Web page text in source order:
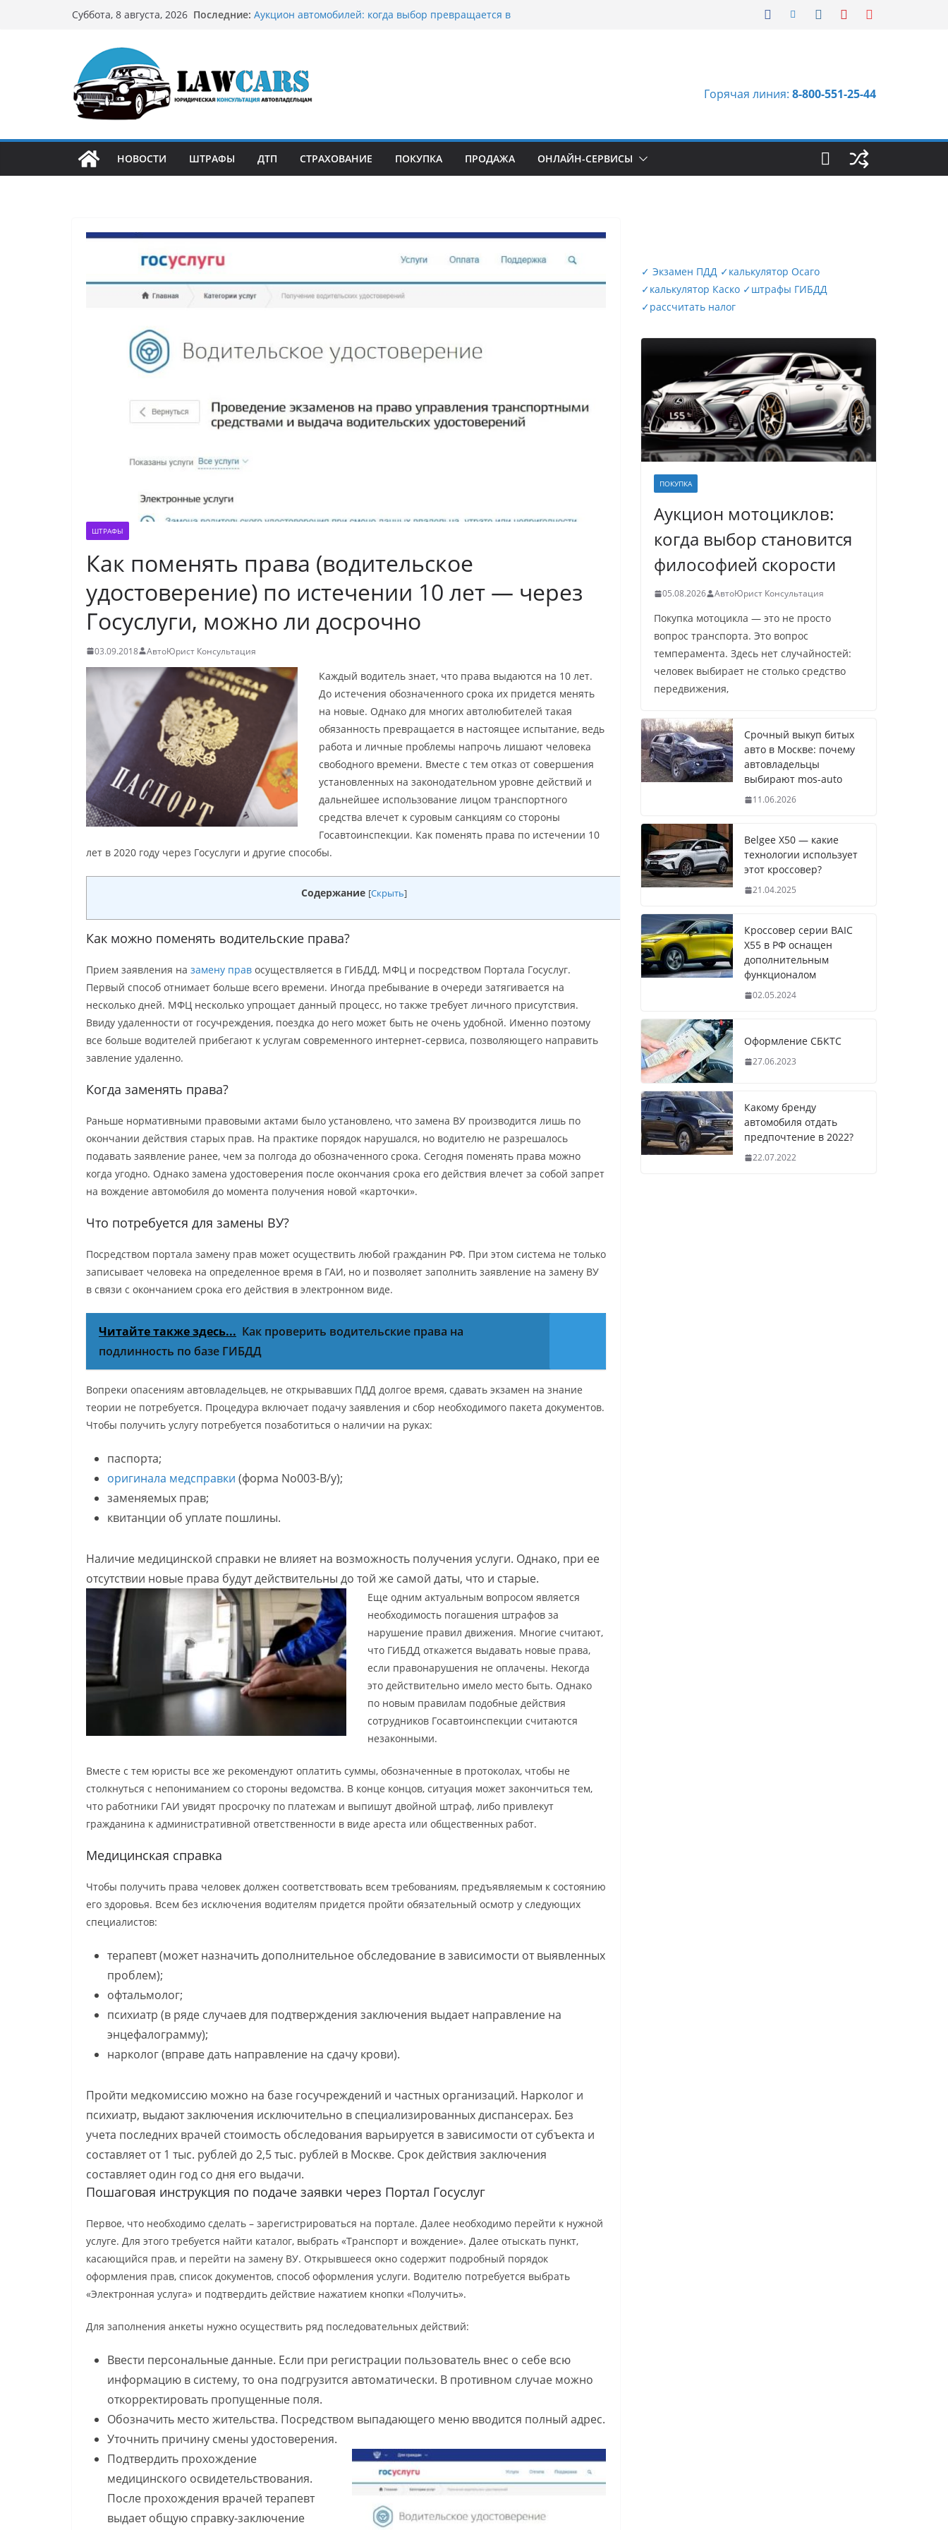
Суббота, 8 августа, 2026 Последние: Аукцион автомобилей: когда выбор превращается в
Срочный выкуп битых авто в Москве: почему
автовладельцы выбирают mos-auto
Бриллиантовые серьги: вечная классика или
может подойти
Горячая линия: 8-800-551-25-44
НОВОСТИ ШТРАФЫ ДТП СТРАХОВАНИЕ ПОКУПКА ПРОДАЖА ОНЛАЙН-СЕРВИСЫ
ШТРАФЫ
Как поменять права (водительское
удостоверение) по истечении 10 лет — через
Госуслуги, можно ли досрочно
03.09.2018 АвтоЮрист Консультация
Каждый водитель знает, что права выдаются на 10 лет.
До истечения обозначенного срока их придется менять
на новые. Однако для многих автолюбителей такая
обязанность превращается в настоящее испытание, ведь
работа и личные проблемы напрочь лишают человека
свободного времени. Вместе с тем отказ от совершения
установленных на законодательном уровне действий и
дальнейшее использование лицом транспортного
средства влечет к суровым санкциям со стороны
Госавтоинспекции. Как поменять права по истечении 10
лет в 2020 году через Госуслуги и другие способы.
Содержание [Скрыть]
Как можно поменять водительские права?
Прием заявления на замену прав осуществляется в ГИБДД, МФЦ и посредством Портала Госуслуг.
Первый способ отнимает больше всего времени. Иногда пребывание в очереди затягивается на
несколько дней. МФЦ несколько упрощает данный процесс, но также требует личного присутствия.
Ввиду удаленности от госучреждения, поездка до него может быть не очень удобной. Именно поэтому
все больше водителей прибегают к услугам современного интернет-сервиса, позволяющего направить
завление удаленно.
Когда заменять права?
Раньше нормативными правовыми актами было установлено, что замена ВУ производится лишь по
окончании действия старых прав. На практике порядок нарушался, но водителю не разрешалось
подавать заявление ранее, чем за полгода до обозначенного срока. Сегодня поменять права можно
когда угодно. Однако замена удостоверения после окончания срока его действия влечет за собой запрет
на вождение автомобиля до момента получения новой «карточки».
Что потребуется для замены ВУ?
Посредством портала замену прав может осуществить любой гражданин РФ. При этом система не только
записывает человека на определенное время в ГАИ, но и позволяет заполнить заявление на замену ВУ
в связи с окончанием срока его действия в электронном виде.
Читайте также здесь... Как проверить водительские права на
подлинность по базе ГИБДД
Вопреки опасениям автовладельцев, не открывавших ПДД долгое время, сдавать экзамен на знание
теории не потребуется. Процедура включает подачу заявления и сбор необходимого пакета документов.
Чтобы получить услугу потребуется позаботиться о наличии на руках:
паспорта;
оригинала медсправки (форма No003-В/у);
заменяемых прав;
квитанции об уплате пошлины.
Наличие медицинской справки не влияет на возможность получения услуги. Однако, при ее
отсутствии новые права будут действительны до той же самой даты, что и старые.
Еще одним актуальным вопросом является
необходимость погашения штрафов за
нарушение правил движения. Многие считают,
что ГИБДД откажется выдавать новые права,
если правонарушения не оплачены. Некогда
это действительно имело место быть. Однако
по новым правилам подобные действия
сотрудников Госавтоинспекции считаются
незаконными.
Вместе с тем юристы все же рекомендуют оплатить суммы, обозначенные в протоколах, чтобы не
столкнуться с непониманием со стороны ведомства. В конце концов, ситуация может закончиться тем,
что работники ГАИ увидят просрочку по платежам и выпишут двойной штраф, либо привлекут
гражданина к административной ответственности в виде ареста или общественных работ.
Медицинская справка
Чтобы получить права человек должен соответствовать всем требованиям, предъявляемым к состоянию
его здоровья. Всем без исключения водителям придется пройти обязательный осмотр у следующих
специалистов:
терапевт (может назначить дополнительное обследование в зависимости от выявленных
проблем);
офтальмолог;
психиатр (в ряде случаев для подтверждения заключения выдает направление на
энцефалограмму);
нарколог (вправе дать направление на сдачу крови).
Пройти медкомиссию можно на базе госучреждений и частных организаций. Нарколог и
психиатр, выдают заключения исключительно в специализированных диспансерах. Без
учета последних врачей стоимость обследования варьируется в зависимости от субъекта и
составляет от 1 тыс. рублей до 2,5 тыс. рублей в Москве. Срок действия заключения
составляет один год со дня его выдачи.
Пошаговая инструкция по подаче заявки через Портал Госуслуг
Первое, что необходимо сделать – зарегистрироваться на портале. Далее необходимо перейти к нужной
услуге. Для этого требуется найти каталог, выбрать «Транспорт и вождение». Далее отыскать пункт,
касающийся прав, и перейти на замену ВУ. Открывшееся окно содержит подробный порядок
оформления прав, список документов, способ оформления услуги. Водителю потребуется выбрать
«Электронная услуга» и подтвердить действие нажатием кнопки «Получить».
Для заполнения анкеты нужно осуществить ряд последовательных действий:
Ввести персональные данные. Если при регистрации пользователь внес о себе всю
информацию в систему, то она подгрузится автоматически. В противном случае можно
откорректировать пропущенные поля.
Обозначить место жительства. Посредством выпадающего меню вводится полный адрес.
Уточнить причину смены удостоверения.
Подтвердить прохождение
медицинского освидетельствования.
После прохождения врачей терапевт
выдает общую справку-заключение
✓ Экзамен ПДД ✓калькулятор Осаго
✓калькулятор Каско ✓штрафы ГИБДД
✓рассчитать налог
ПОКУПКА
Аукцион мотоциклов:
когда выбор становится
философией скорости
05.08.2026 АвтоЮрист Консультация
Покупка мотоцикла — это не просто
вопрос транспорта. Это вопрос
темперамента. Здесь нет случайностей:
человек выбирает не столько средство
передвижения,
Срочный выкуп битых
авто в Москве: почему
автовладельцы
выбирают mos-auto
11.06.2026
Belgee X50 — какие
технологии использует
этот кроссовер?
21.04.2025
Кроссовер серии BAIC
X55 в РФ оснащен
дополнительным
функционалом
02.05.2024
Оформление СБКТС
27.06.2023
Какому бренду
автомобиля отдать
предпочтение в 2022?
22.07.2022